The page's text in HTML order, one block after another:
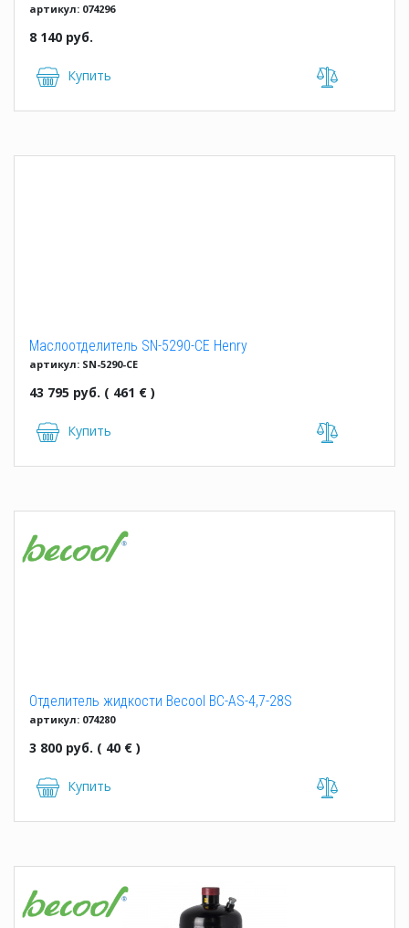
артикул: 074296
8 140 руб.
Купить
Маслоотделитель SN-5290-CE Henry
артикул: SN-5290-CE
43 795 руб. ( 461 € )
Купить
Отделитель жидкости Becool BC-AS-4,7-28S
артикул: 074280
3 800 руб. ( 40 € )
Купить